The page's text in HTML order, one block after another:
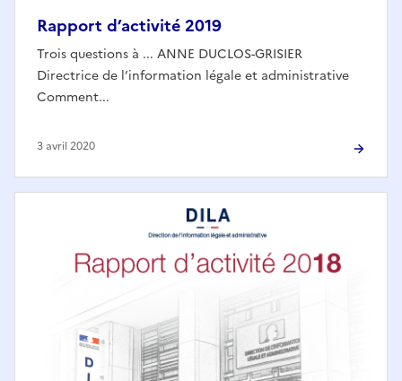
Rapport d’activité 2019
Trois questions à ... ANNE DUCLOS-GRISIER
Directrice de l’information légale et administrative
Comment...
3 avril 2020